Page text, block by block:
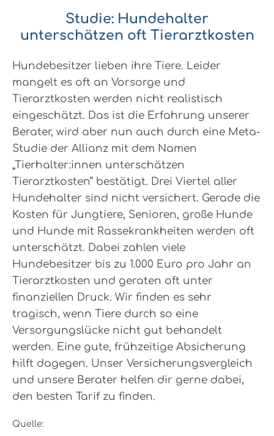
Studie: Hundehalter
unterschätzen oft Tierarztkosten
Hundebesitzer lieben ihre Tiere. Leider
mangelt es oft an Vorsorge und
Tierarztkosten werden nicht realistisch
eingeschätzt. Das ist die Erfahrung unserer
Berater, wird aber nun auch durch eine Meta-
Studie der Allianz mit dem Namen
„Tierhalter:innen unterschätzen
Tierarztkosten“ bestätigt. Drei Viertel aller
Hundehalter sind nicht versichert. Gerade die
Kosten für Jungtiere, Senioren, große Hunde
und Hunde mit Rassekrankheiten werden oft
unterschätzt. Dabei zahlen viele
Hundebesitzer bis zu 1.000 Euro pro Jahr an
Tierarztkosten und geraten oft unter
finanziellen Druck. Wir finden es sehr
tragisch, wenn Tiere durch so eine
Versorgungslücke nicht gut behandelt
werden. Eine gute, frühzeitige Absicherung
hilft dagegen. Unser Versicherungsvergleich
und unsere Berater helfen dir gerne dabei,
den besten Tarif zu finden.
Quelle: